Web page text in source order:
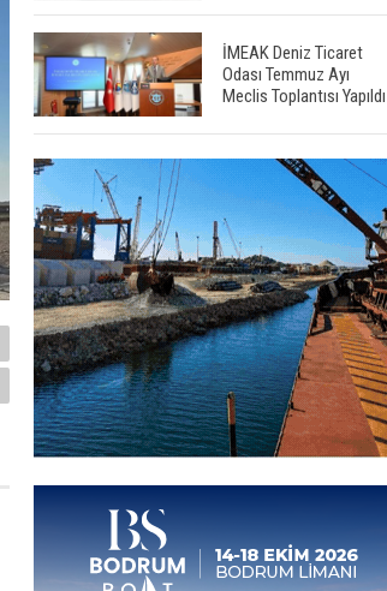
İMEAK Deniz Ticaret
Odası Temmuz Ayı
Meclis Toplantısı Yapıldı